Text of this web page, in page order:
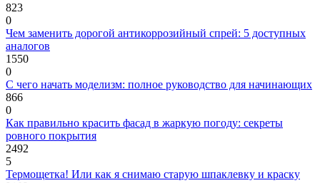
823
0
Чем заменить дорогой антикоррозийный спрей: 5 доступных
аналогов
1550
0
С чего начать моделизм: полное руководство для начинающих
866
0
Как правильно красить фасад в жаркую погоду: секреты
ровного покрытия
2492
5
Термощетка! Или как я снимаю старую шпаклевку и краску